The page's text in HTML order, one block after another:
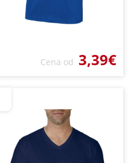
Cena od 3,39€